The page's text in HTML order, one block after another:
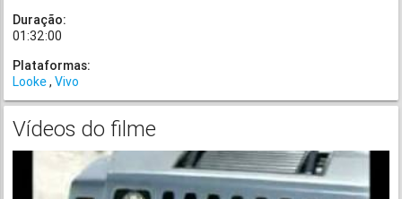
Duração:
01:32:00
Plataformas:
Looke Vivo
Vídeos do filme